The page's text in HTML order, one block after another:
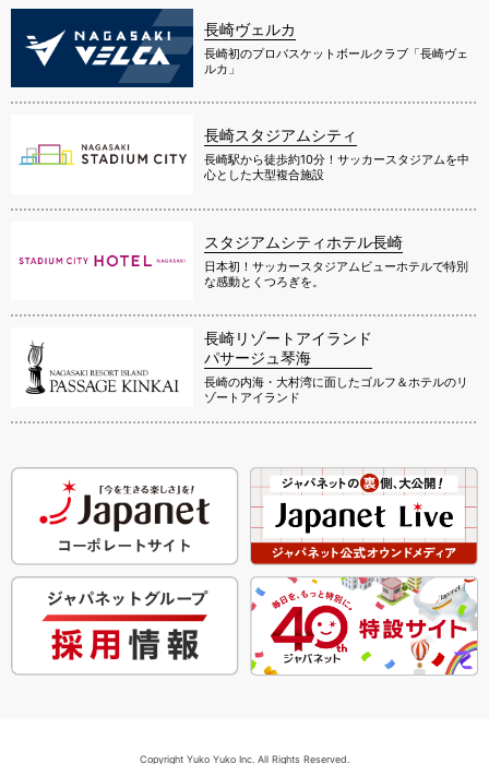
長崎ヴェルカ
長崎初のプロバスケットボールクラブ「長崎ヴェ
ルカ」
長崎スタジアムシティ
長崎駅から徒歩約10分！サッカースタジアムを中
心とした大型複合施設
スタジアムシティホテル長崎
日本初！サッカースタジアムビューホテルで特別
な感動とくつろぎを。
長崎リゾートアイランド
パサージュ琴海
長崎の内海・大村湾に面したゴルフ＆ホテルのリ
ゾートアイランド
Copyright Yuko Yuko Inc. All Rights Reserved.